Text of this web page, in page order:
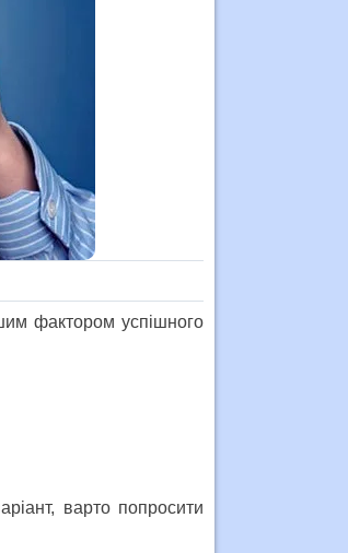
фактором успішного
варто попросити